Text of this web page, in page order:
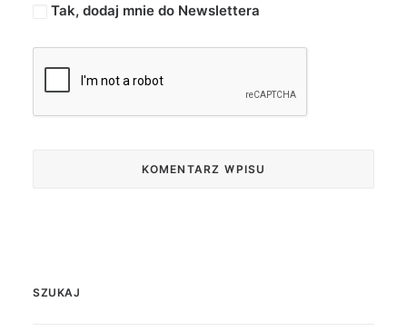
Tak, dodaj mnie do Newslettera
SZUKAJ